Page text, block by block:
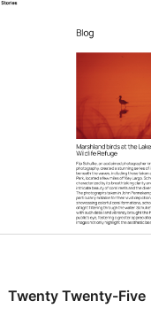
Twenty Twenty-Five